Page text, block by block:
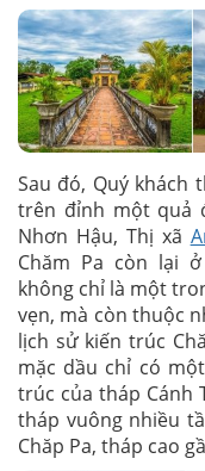
Sau đó, Quý khách
trên đỉnh một quả
Nhơn Hậu, Thị xã
Chăm Pa còn lại
không chỉ là một
vẹn, mà còn thuộc
lịch sử kiến trúc
mặc dầu chỉ có
trúc của tháp Cánh
tháp vuông nhiều
Chăp Pa, tháp cao